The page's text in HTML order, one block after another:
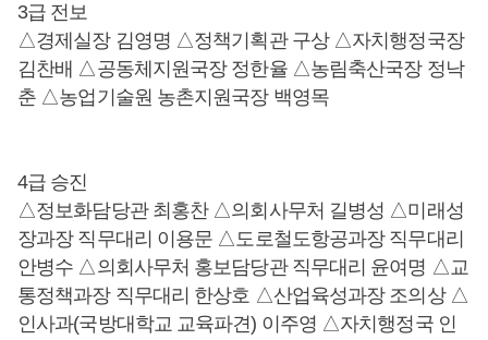
3급 전보
△경제실장 김영명 △정책기획관 구상 △자치행정국장
김찬배 △공동체지원국장 정한율 △농림축산국장 정낙
춘 △농업기술원 농촌지원국장 백영목
4급 승진
△정보화담당관 최홍찬 △의회사무처 길병성 △미래성
장과장 직무대리 이용문 △도로철도항공과장 직무대리
안병수 △의회사무처 홍보담당관 직무대리 윤여명 △교
통정책과장 직무대리 한상호 △산업육성과장 조의상 △
인사과(국방대학교 교육파견) 이주영 △자치행정국 인